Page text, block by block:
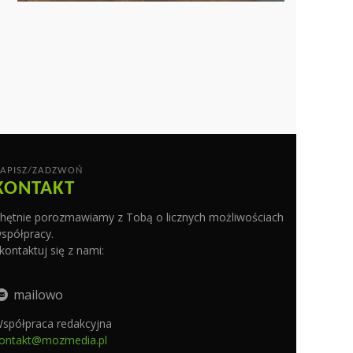
ZADZWOŃ
porozmawiamy z Tobą o licznych możliwościach
się z nami:
mailowo
redakcyjna